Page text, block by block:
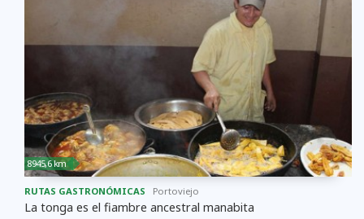
8945,6 km
RUTAS GASTRONÓMICAS Portoviejo
La tonga es el fiambre ancestral manabita